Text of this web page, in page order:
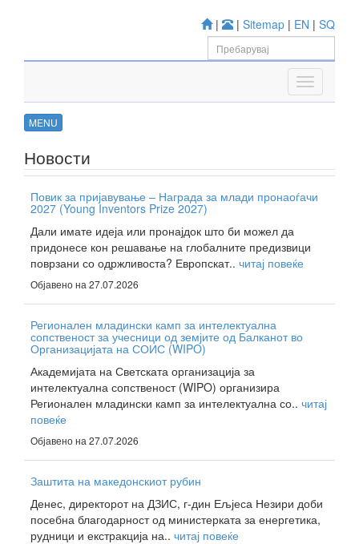
| | Sitemap | EN | SQ
MENU
Новости
Повик за пријавување – Награда за млади пронаоѓачи
2027 (Young Inventors Prize 2027)
Дали имате идеја или пронајдок што би можел да
придонесе кон решавање на глобалните предизвици
поврзани со одржливоста? Европскат.. читај повеќе
Објавено на 27.07.2026
Регионален младински камп за интелектуална
сопственост за учесници од земјите од Балканот во
Организацијата на СОИС (WIPO)
Академијата на Светската организација за
интелектуална сопственост (WIPO) организира
Регионален младински камп за интелектуална со.. читај
повеќе
Објавено на 27.07.2026
Заштита на македонскиот рубин
Денес, директорот на ДЗИС, г-дин Ељјеса Незири доби
посебна благодарност од министерката за енергетика,
рудници и екстракција на.. читај повеќе